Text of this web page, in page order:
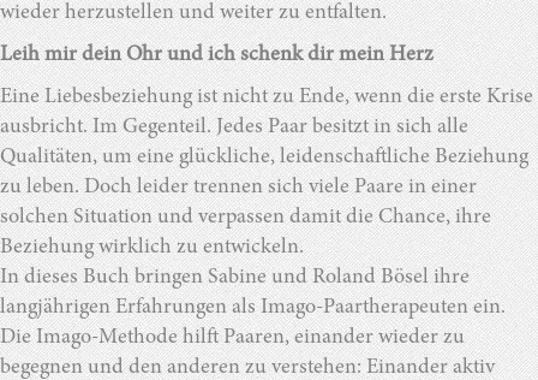
wieder herzustellen und weiter zu entfalten.
Leih mir dein Ohr und ich schenk dir mein Herz
Eine Liebesbeziehung ist nicht zu Ende, wenn die erste Krise
ausbricht. Im Gegenteil. Jedes Paar besitzt in sich alle
Qualitäten, um eine glückliche, leidenschaftliche Beziehung
zu leben. Doch leider trennen sich viele Paare in einer
solchen Situation und verpassen damit die Chance, ihre
Beziehung wirklich zu entwickeln.
In dieses Buch bringen Sabine und Roland Bösel ihre
langjährigen Erfahrungen als Imago-Paartherapeuten ein.
Die Imago-Methode hilft Paaren, einander wieder zu
begegnen und den anderen zu verstehen: Einander aktiv